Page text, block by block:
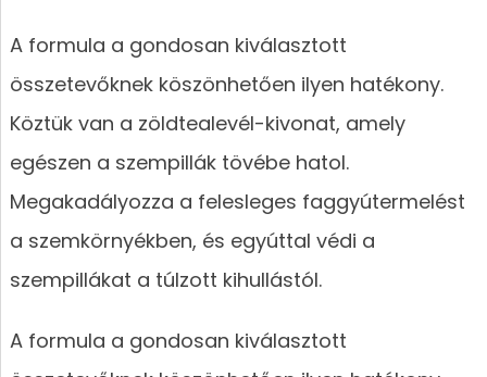
A formula a gondosan kiválasztott
összetevőknek köszönhetően ilyen hatékony.
Köztük van a zöldtealevél-kivonat, amely
egészen a szempillák tövébe hatol.
Megakadályozza a felesleges faggyútermelést
a szemkörnyékben, és egyúttal védi a
szempillákat a túlzott kihullástól.
A formula a gondosan kiválasztott